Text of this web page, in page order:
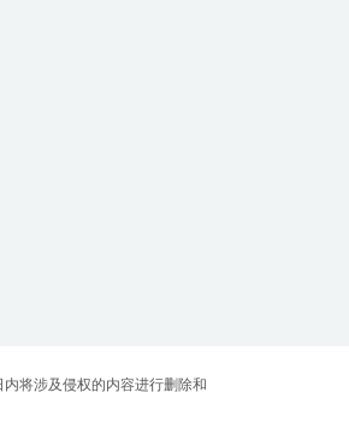
将涉及侵权的内容进行删除和